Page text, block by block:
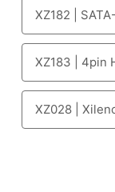
XZ182 |
XZ183 | 4pin
XZ028 |